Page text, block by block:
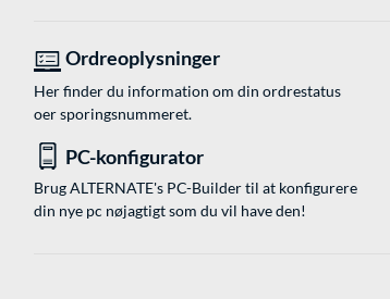
Ordreoplysninger
Her finder du information om din ordrestatus
oer sporingsnummeret.
PC-konfigurator
Brug ALTERNATE's PC-Builder til at konfigurere
din nye pc nøjagtigt som du vil have den!